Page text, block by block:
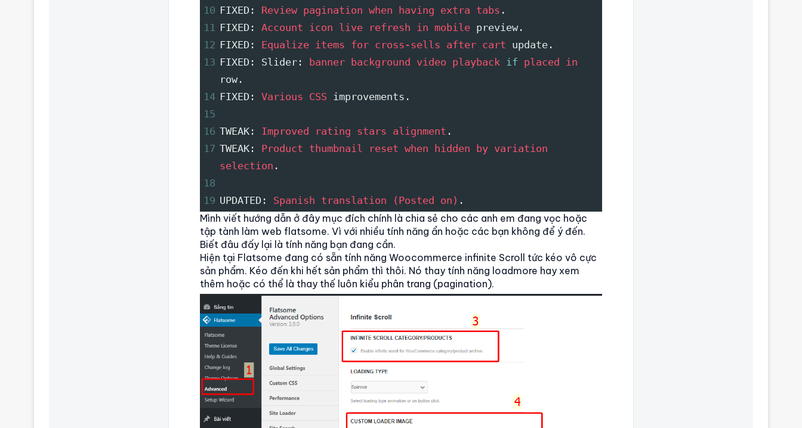
10 FIXED: Review pagination when having extra tabs .
11 FIXED: Account icon live refresh in mobile preview.
12 FIXED: Equalize items for cross-sells after cart update.
13 FIXED: Slider: banner background video playback if placed in
row.
14 FIXED: Various CSS improvements.
15
16 TWEAK: Improved rating stars alignment .
17 TWEAK: Product thumbnail reset when hidden by variation
selection .
18
19 UPDATED: Spanish translation (Posted on) .
Mình viết hướng dẫn ở đây mục đích chính là chia sẻ cho các anh em đang vọc hoặc
tập tành làm web flatsome. Vì với nhiều tính năng ẩn hoặc các bạn không để ý đến.
Biết đâu đấy lại là tính năng bạn đang cần.
Hiện tại Flatsome đang có sẵn tính năng Woocommerce infinite Scroll tức kéo vô cực
sản phẩm. Kéo đến khi hết sản phẩm thì thôi. Nó thay tính năng loadmore hay xem
thêm hoặc có thể là thay thế luôn kiểu phân trang (pagination).